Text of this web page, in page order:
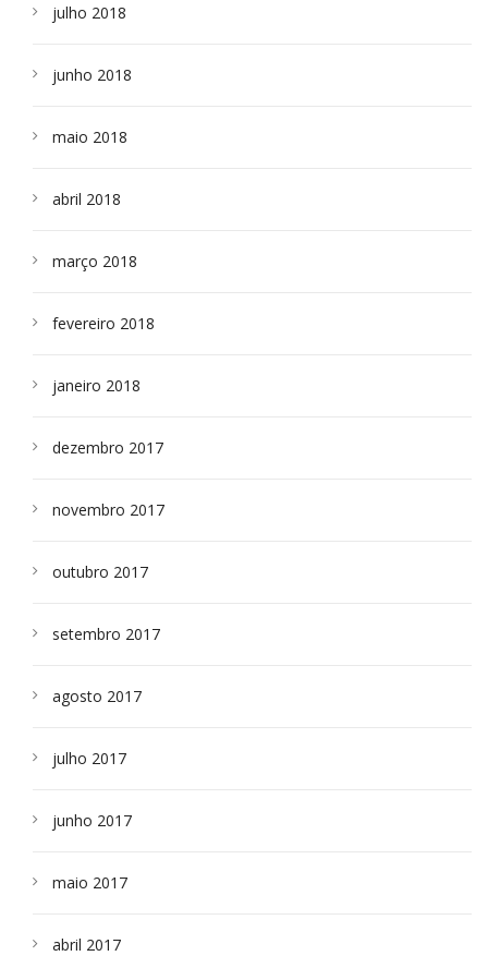
julho 2018
junho 2018
maio 2018
abril 2018
março 2018
fevereiro 2018
janeiro 2018
dezembro 2017
novembro 2017
outubro 2017
setembro 2017
agosto 2017
julho 2017
junho 2017
maio 2017
abril 2017